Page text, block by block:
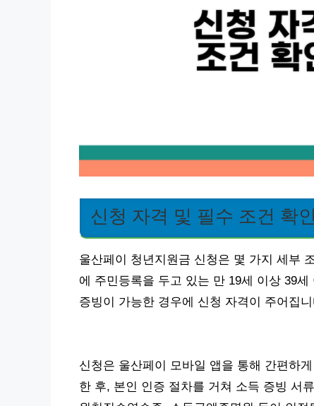
신청 자격 및 필수 조건 확인
울산페이 청년지원금 신청은 몇 가지 세부
에 주민등록을 두고 있는 만 19세 이상 39
증빙이 가능한 경우에 신청 자격이 주어집
신청은 울산페이 모바일 앱을 통해 간편하
한 후, 본인 인증 절차를 거쳐 소득 증빙 서